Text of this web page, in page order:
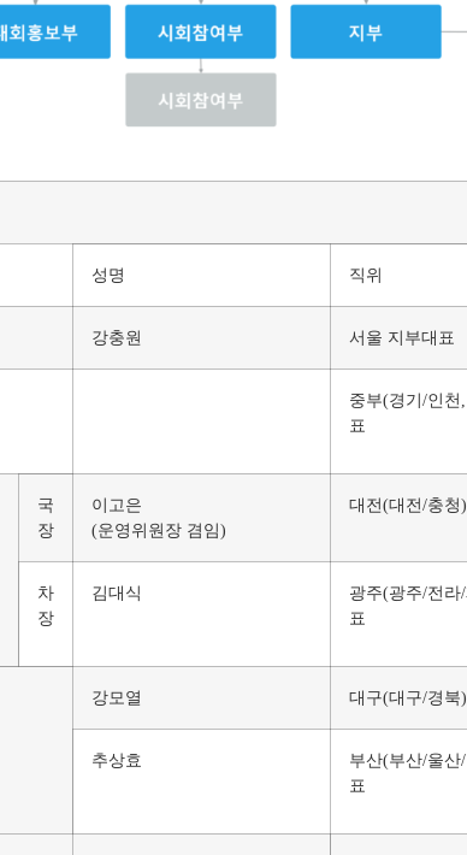
성명 직위
강충원 서울 지부대표
중부(경기/인천
표
국
장
이고은
(운영위원장 겸임)
대전(대전/충청
차
장
김대식
광주(광주/전라
표
강모열 대구(대구/경북
추상효
부산(부산/울산
표